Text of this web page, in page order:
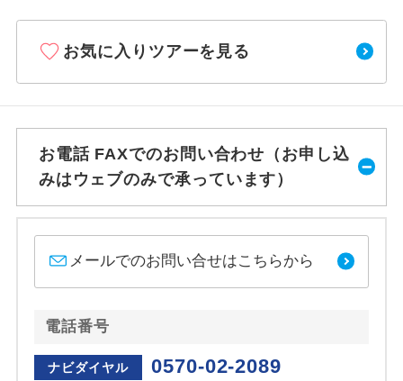
お気に入りツアーを見る
お電話 FAXでのお問い合わせ（お申し込
みはウェブのみで承っています）
メールでのお問い合せはこちらから
電話番号
ナビダイヤル 0570-02-2089